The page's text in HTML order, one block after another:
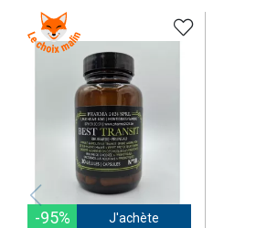
-95% J'achète